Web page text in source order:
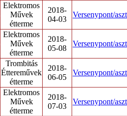
Elektromos
Művek
étterme
2018-
04-03
Versenypont/
Elektromos
Művek
étterme
2018-
05-08
Versenypont/
Trombitás
Éttereművek
étterme
2018-
06-05
Versenypont/
Elektromos
Művek
étterme
2018-
07-03
Versenypont/